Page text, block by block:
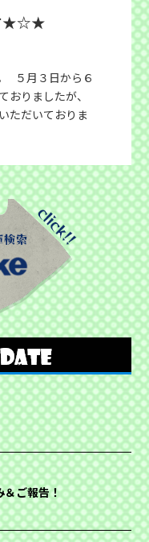
★☆★
５月３日から６
おりましたが、
ただいておりま
＆ご報告！